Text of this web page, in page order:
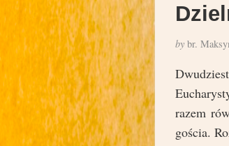
bybr.
razem
gościa.